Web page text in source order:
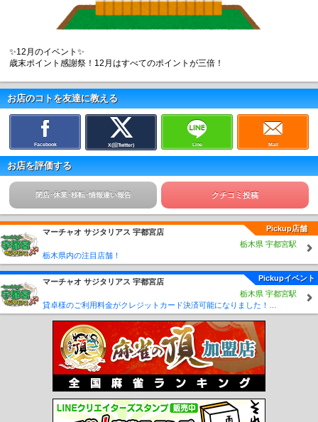
✨12月のイベント✨
歳末ポイント感謝祭！12月はすべてのポイントが三倍！
お店のコトを友達に教える
Facebook X(旧Twitter) Line Mail
お店を評価する
閉店･休業･移転･情報違い報告 クチコミ投稿
Pickup店舗
マーチャオ サジタリアス 宇都宮店
栃木県 宇都宮駅
栃木県内の注目店舗！
Pickupイベント
マーチャオ サジタリアス 宇都宮店
栃木県 宇都宮駅